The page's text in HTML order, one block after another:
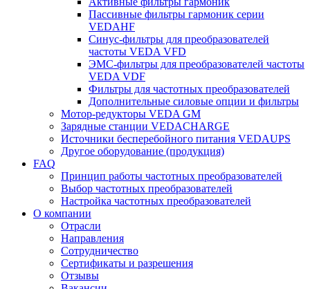
Пассивные фильтры гармоник серии
VEDAHF
Синус-фильтры для преобразователей
частоты VEDA VFD
ЭМС-фильтры для преобразователей частоты
VEDA VDF
Фильтры для частотных преобразователей
Дополнительные силовые опции и фильтры
Мотор-редукторы VEDA GM
Зарядные станции VEDACHARGE
Источники бесперебойного питания VEDAUPS
Другое оборудование (продукция)
FAQ
Принцип работы частотных преобразователей
Выбор частотных преобразователей
Настройка частотных преобразователей
О компании
Отрасли
Направления
Сотрудничество
Сертификаты и разрешения
Отзывы